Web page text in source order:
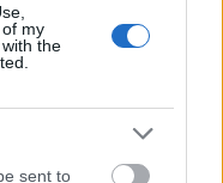
my
the
sent to
μετά απο
2025